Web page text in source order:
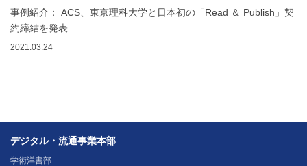
事例紹介： ACS、東京理科大学と日本初の「Read ＆ Publish」契
約締結を発表
2021.03.24
デジタル・流通事業本部
学術洋書部